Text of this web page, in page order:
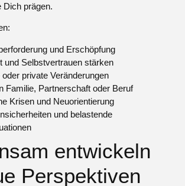
Dich prägen.
und Erschöpfung
und Selbstvertrauen stärken
oder private Veränderungen
Familie, Partnerschaft oder Beruf
Krisen und Neuorientierung
und belastende
entwickeln
Perspektiven